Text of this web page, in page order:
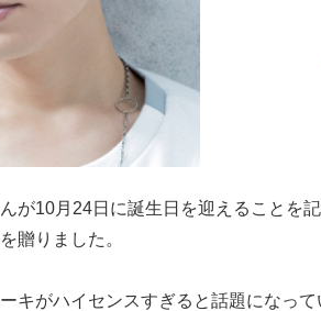
が10月24日に誕生日を迎えることを
贈りました。
キがハイセンスすぎると話題になって